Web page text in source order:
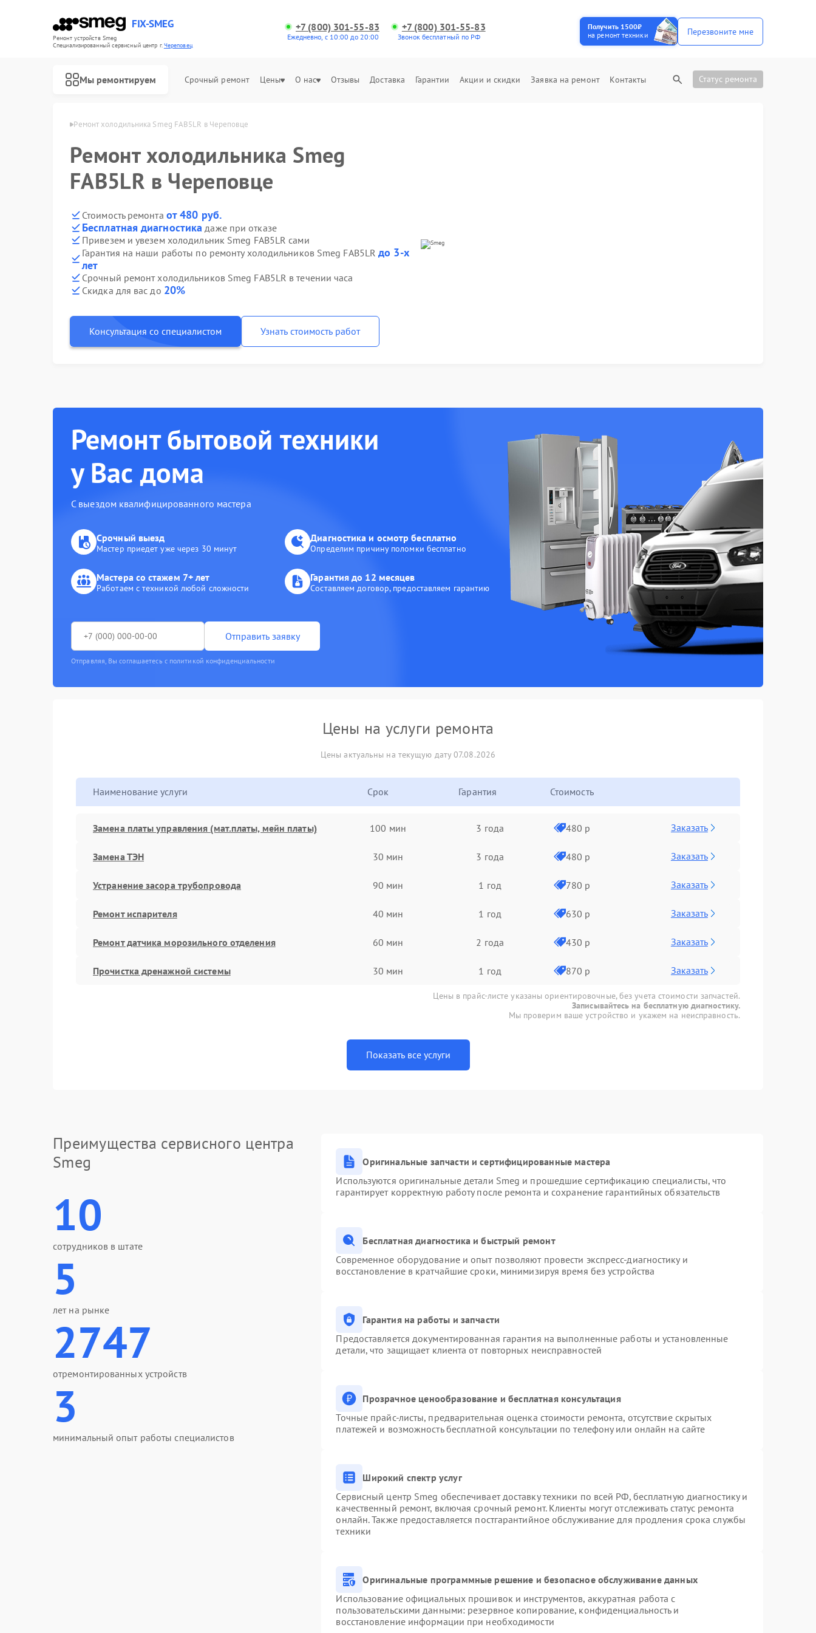
FIX-SMEG
Ремонт устройств Smeg
Специализированный cервисный центр г.Череповец
+7 (800) 301-55-83
Ежедневно, с 10:00 до 20:00
+7 (800) 301-55-83
Звонок бесплатный по РФ
Получить 1500₽
на ремонт техники
Перезвоните мне
Мы ремонтируем Срочный ремонт Цены О нас Отзывы Доставка Гарантии Акции и скидки Заявка на ремонт Контакты Статус ремонта
Smeg в Череповце Ремонт холодильника Smeg FAB5LR в Череповце
Ремонт холодильника Smeg
FAB5LR в Череповце
Стоимость ремонта от 480 руб.
Бесплатная диагностика даже при отказе
Привезем и увезем холодильник Smeg FAB5LR сами
Гарантия на наши работы по ремонту холодильников Smeg FAB5LRдо 3-х
лет
Срочный ремонт холодильников Smeg FAB5LR в течении часа
Скидка для вас до 20%
Консультация со специалистом Узнать стоимость работ
Ремонт бытовой техники
у Вас дома
С выездом квалифицированного мастера
Срочный выезд
Мастер приедет уже через 30 минут
Диагностика и осмотр бесплатно
Определим причину поломки бесплатно
Мастера со стажем 7+ лет
Работаем с техникой любой сложности
Гарантия до 12 месяцев
Составляем договор, предоставляем гарантию
Отправить заявку
Отправляя, Вы соглашаетесь с политикой конфиденциальности
Цены на услуги ремонта
Цены актуальны на текущую дату 07.08.2026
Наименование услуги Срок Гарантия Стоимость
Замена платы управления (мат.платы, мейн платы) 100 мин 3 года 480 р Заказать
Замена ТЭН 30 мин 3 года 480 р Заказать
Устранение засора трубопровода 90 мин 1 год 780 р Заказать
Ремонт испарителя 40 мин 1 год 630 р Заказать
Ремонт датчика морозильного отделения 60 мин 2 года 430 р Заказать
Прочистка дренажной системы 30 мин 1 год 870 р Заказать
Цены в прайс-листе указаны ориентировочные, без учета стоимости запчастей.
Записывайтесь на бесплатную диагностику.
Мы проверим ваше устройство и укажем на неисправность.
Показать все услуги
Преимущества сервисного центра
Smeg
10
сотрудников в штате
5
лет на рынке
2747
отремонтированных устройств
3
минимальный опыт работы специалистов
Оригинальные запчасти и сертифицированные мастера
Используются оригинальные детали Smeg и прошедшие сертификацию специалисты, что
гарантирует корректную работу после ремонта и сохранение гарантийных обязательств
Бесплатная диагностика и быстрый ремонт
Современное оборудование и опыт позволяют провести экспресс-диагностику и
восстановление в кратчайшие сроки, минимизируя время без устройства
Гарантия на работы и запчасти
Предоставляется документированная гарантия на выполненные работы и установленные
детали, что защищает клиента от повторных неисправностей
Прозрачное ценообразование и бесплатная консультация
Точные прайс-листы, предварительная оценка стоимости ремонта, отсутствие скрытых
платежей и возможность бесплатной консультации по телефону или онлайн на сайте
Широкий спектр услуг
Сервисный центр Smeg обеспечивает доставку техники по всей РФ, бесплатную диагностику и
качественный ремонт, включая срочный ремонт. Клиенты могут отслеживать статус ремонта
онлайн. Также предоставляется постгарантийное обслуживание для продления срока службы
техники
Оригинальные программные решение и безопасное обслуживание данных
Использование официальных прошивок и инструментов, аккуратная работа с
пользовательскими данными: резервное копирование, конфиденциальность и
восстановление информации при необходимости